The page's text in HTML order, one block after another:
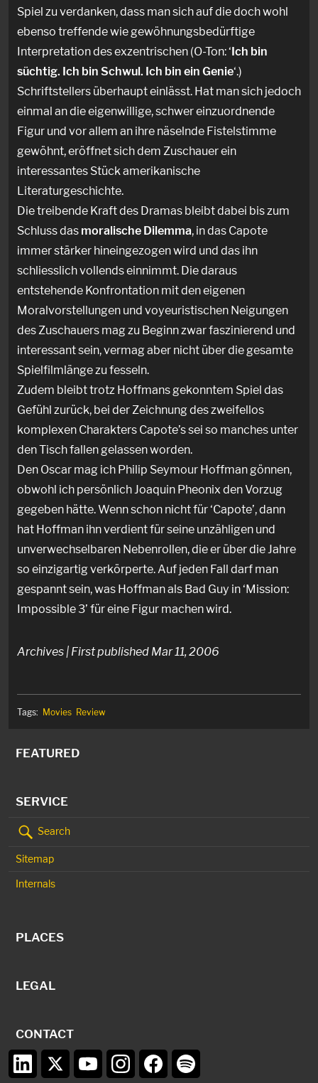
Spiel zu verdanken, dass man sich auf die doch wohl
ebenso treffende wie gewöhnungsbedürftige
Interpretation des exzentrischen (O-Ton: ‘Ich bin
süchtig. Ich bin Schwul. Ich bin ein Genie‘.)
Schriftstellers überhaupt einlässt. Hat man sich jedoch
einmal an die eigenwillige, schwer einzuordnende
Figur und vor allem an ihre näselnde Fistelstimme
gewöhnt, eröffnet sich dem Zuschauer ein
interessantes Stück amerikanische
Literaturgeschichte.
Die treibende Kraft des Dramas bleibt dabei bis zum
Schluss das moralische Dilemma, in das Capote
immer stärker hineingezogen wird und das ihn
schliesslich vollends einnimmt. Die daraus
entstehende Konfrontation mit den eigenen
Moralvorstellungen und voyeuristischen Neigungen
des Zuschauers mag zu Beginn zwar faszinierend und
interessant sein, vermag aber nicht über die gesamte
Spielfilmlänge zu fesseln.
Zudem bleibt trotz Hoffmans gekonntem Spiel das
Gefühl zurück, bei der Zeichnung des zweifellos
komplexen Charakters Capote’s sei so manches unter
den Tisch fallen gelassen worden.
Den Oscar mag ich Philip Seymour Hoffman gönnen,
obwohl ich persönlich Joaquin Pheonix den Vorzug
gegeben hätte. Wenn schon nicht für ‘Capote’, dann
hat Hoffman ihn verdient für seine unzähligen und
unverwechselbaren Nebenrollen, die er über die Jahre
so einzigartig verkörperte. Auf jeden Fall darf man
gespannt sein, was Hoffman als Bad Guy in ‘Mission:
Impossible 3’ für eine Figur machen wird.
Archives | First published Mar 11, 2006
Tags: Movies Review
FEATURED
SERVICE
Search
Sitemap
Internals
PLACES
LEGAL
CONTACT